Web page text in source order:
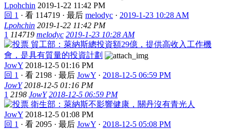
Lpohchin 2019-1-22 11:42 PM
回 1 · 看 114719 · 最后 melodyc · 2019-1-23 10:28 AM
Lpohchin 2019-1-22 11:42 PM
1 114719 melodyc 2019-1-23 10:28 AM
貿工部：萊納斯總投資額29億，提供高收入工作機
會，是具有質量的投資計劃
JowY 2018-12-5 01:16 PM
回 1 · 看 2198 · 最后 JowY · 2018-12-5 06:59 PM
JowY 2018-12-5 01:16 PM
1 2198 JowY 2018-12-5 06:59 PM
衛生部：萊納斯不影響健康，關丹沒有青光人
JowY 2018-12-5 01:08 PM
回 1 · 看 2095 · 最后 JowY · 2018-12-5 05:08 PM